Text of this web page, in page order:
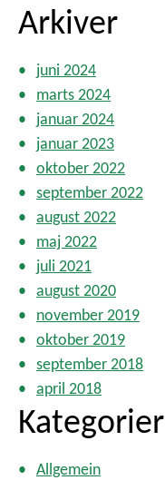
Arkiver
juni 2024
marts 2024
januar 2024
januar 2023
oktober 2022
september 2022
august 2022
maj 2022
juli 2021
august 2020
november 2019
oktober 2019
september 2018
april 2018
Kategorier
Allgemein